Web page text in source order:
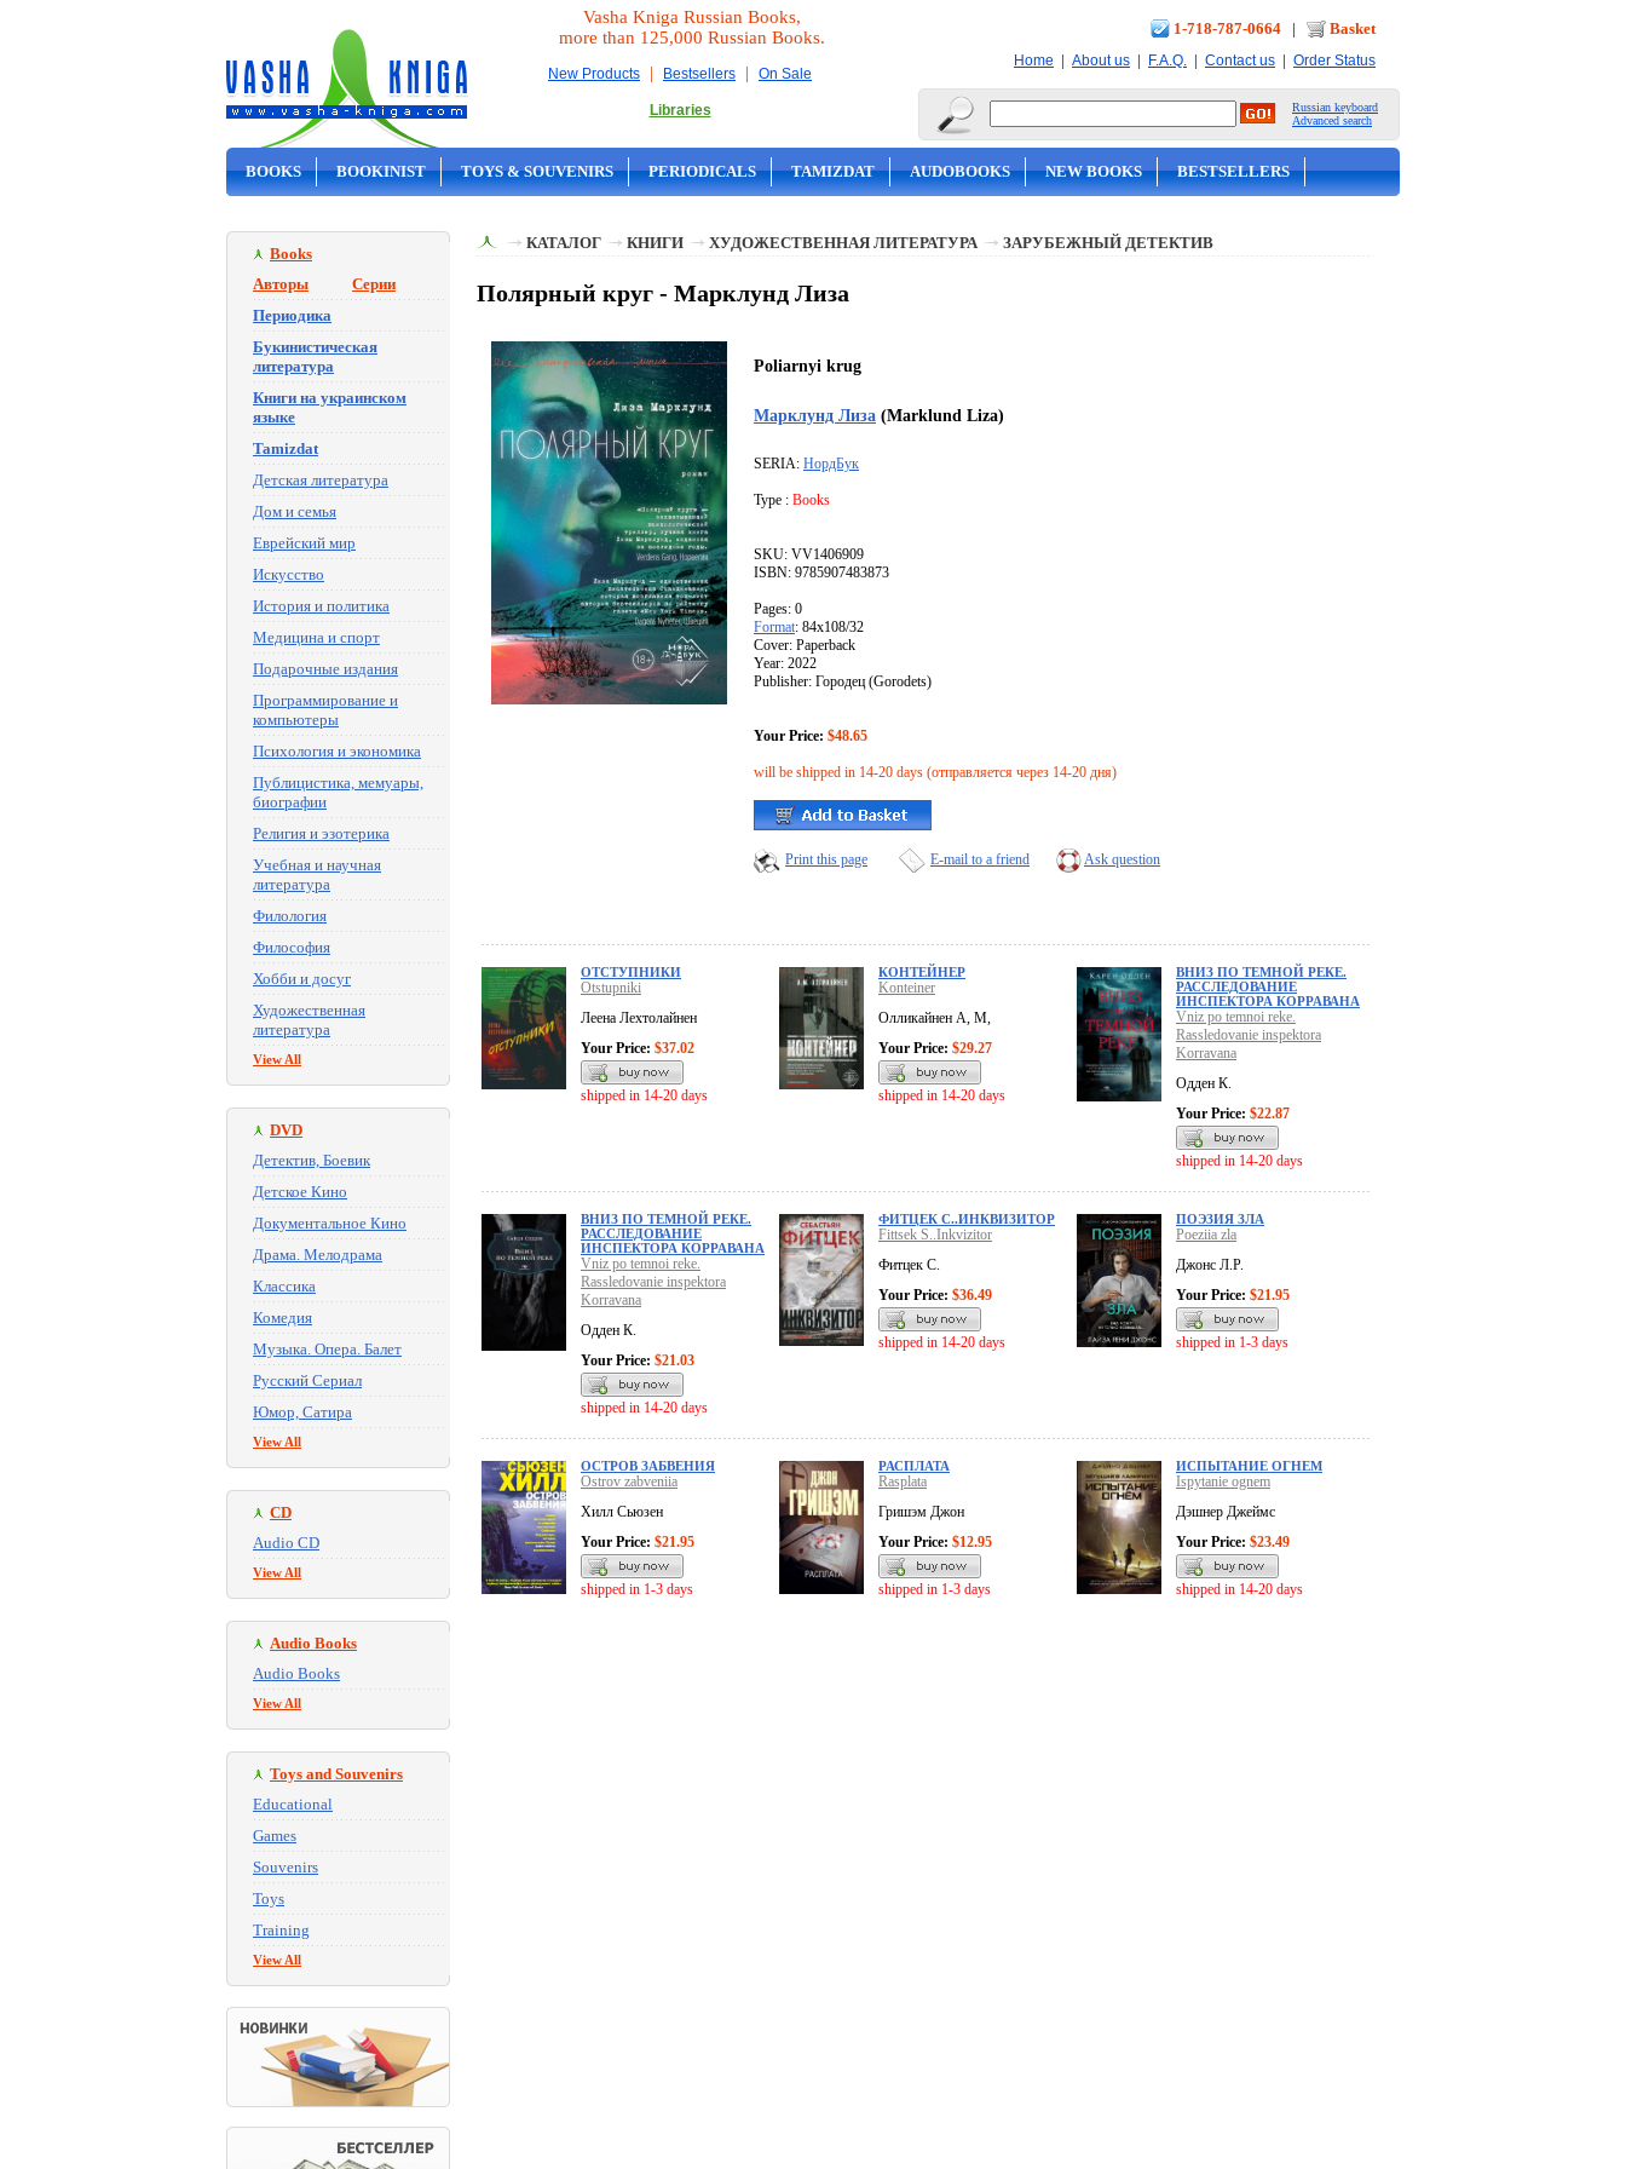
Vasha Kniga Russian Books,
more than 125,000 Russian Books.
New Products | Bestsellers | On Sale
Libraries
1-718-787-0664 | Basket
Home | About us | F.A.Q. | Contact us | Order Status
Russian keyboard
Advanced search
BOOKS BOOKINIST TOYS & SOUVENIRS PERIODICALS TAMIZDAT AUDOBOOKS NEW BOOKS BESTSELLERS
Books
Авторы
Серии
Периодика
Букинистическая
литература
Книги на украинском
языке
Tamizdat
Детская литература
Дом и семья
Еврейский мир
Искусство
История и политика
Медицина и спорт
Подарочные издания
Программирование и
компьютеры
Психология и экономика
Публицистика, мемуары,
биографии
Религия и эзотерика
Учебная и научная
литература
Филология
Философия
Хобби и досуг
Художественная
литература
View All
DVD
Детектив, Боевик
Детское Кино
Документальное Кино
Драма. Мелодрама
Классика
Комедия
Музыка. Опера. Балет
Русский Сериал
Юмор, Сатира
View All
CD
Audio CD
View All
Audio Books
Audio Books
View All
Toys and Souvenirs
Educational
Games
Souvenirs
Toys
Training
View All
КАТАЛОГ КНИГИ ХУДОЖЕСТВЕННАЯ ЛИТЕРАТУРА ЗАРУБЕЖНЫЙ ДЕТЕКТИВ
Полярный круг - Марклунд Лиза
Poliarnyi krug
Марклунд Лиза (Marklund Liza)
SERIA: НордБук
Type : Books
SKU: VV1406909
ISBN: 9785907483873
Pages: 0
Format: 84x108/32
Cover: Paperback
Year: 2022
Publisher: Городец (Gorodets)
Your Price: $48.65
will be shipped in 14-20 days (отправляется через 14-20 дня)
Print this page E-mail to a friend Ask question
ОТСТУПНИКИ
Otstupniki
Леена Лехтолайнен
Your Price: $37.02
shipped in 14-20 days
КОНТЕЙНЕР
Konteiner
Олликайнен А, М,
Your Price: $29.27
shipped in 14-20 days
ВНИЗ ПО ТЕМНОЙ РЕКЕ.
РАССЛЕДОВАНИЕ
ИНСПЕКТОРА КОРРАВАНА
Vniz po temnoi reke.
Rassledovanie inspektora
Korravana
Одден К.
Your Price: $22.87
shipped in 14-20 days
ВНИЗ ПО ТЕМНОЙ РЕКЕ.
РАССЛЕДОВАНИЕ
ИНСПЕКТОРА КОРРАВАНА
Vniz po temnoi reke.
Rassledovanie inspektora
Korravana
Одден К.
Your Price: $21.03
shipped in 14-20 days
ФИТЦЕК С..ИНКВИЗИТОР
Fittsek S..Inkvizitor
Фитцек С.
Your Price: $36.49
shipped in 14-20 days
ПОЭЗИЯ ЗЛА
Poeziia zla
Джонс Л.Р.
Your Price: $21.95
shipped in 1-3 days
ОСТРОВ ЗАБВЕНИЯ
Ostrov zabveniia
Хилл Сьюзен
Your Price: $21.95
shipped in 1-3 days
РАСПЛАТА
Rasplata
Гришэм Джон
Your Price: $12.95
shipped in 1-3 days
ИСПЫТАНИЕ ОГНЕМ
Ispytanie ognem
Дэшнер Джеймс
Your Price: $23.49
shipped in 14-20 days